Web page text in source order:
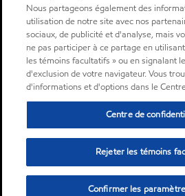
Nous partageons également des
utilisation de notre site avec nos
sociaux, de publicité et d'analyse, mais
ne pas participer à ce partage en
les témoins facultatifs » ou en signalant
d'exclusion de votre navigateur. Vous
d'informations et d'options dans le
Centre de
Rejeter les témoins
Confirmer les